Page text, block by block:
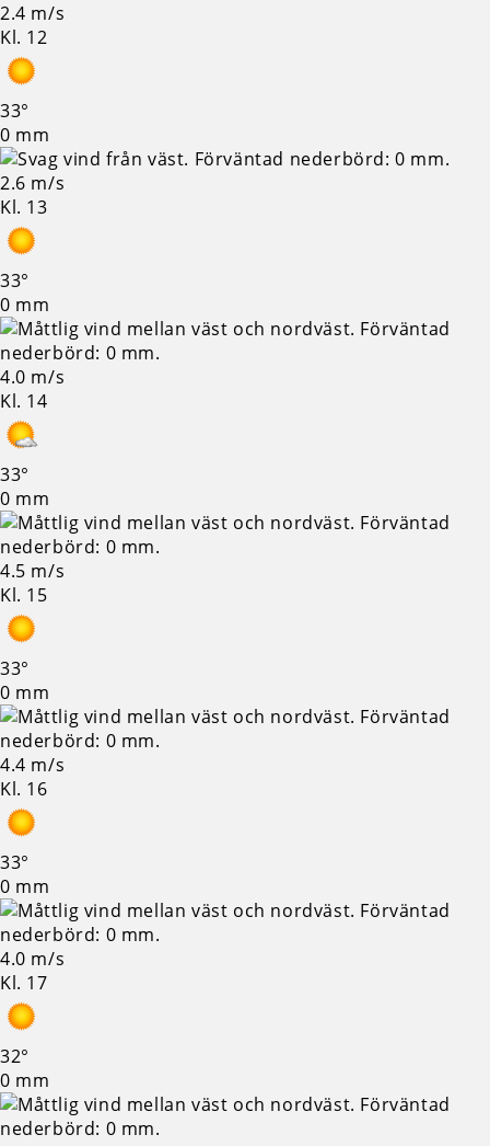
2.4 m/s
Kl. 12
33°
0 mm
2.6 m/s
Kl. 13
33°
0 mm
4.0 m/s
Kl. 14
33°
0 mm
4.5 m/s
Kl. 15
33°
0 mm
4.4 m/s
Kl. 16
33°
0 mm
4.0 m/s
Kl. 17
32°
0 mm